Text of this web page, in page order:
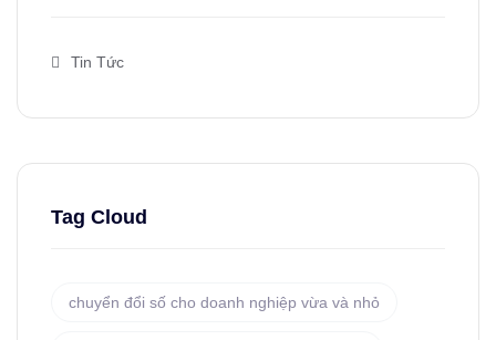
Tin Tức
Tag Cloud
chuyển đổi số cho doanh nghiệp vừa và nhỏ